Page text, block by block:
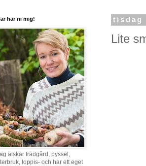
tisdag
Lite
har ni mig!
älskar trädgård, pyssel,
loppis- och har ett eget